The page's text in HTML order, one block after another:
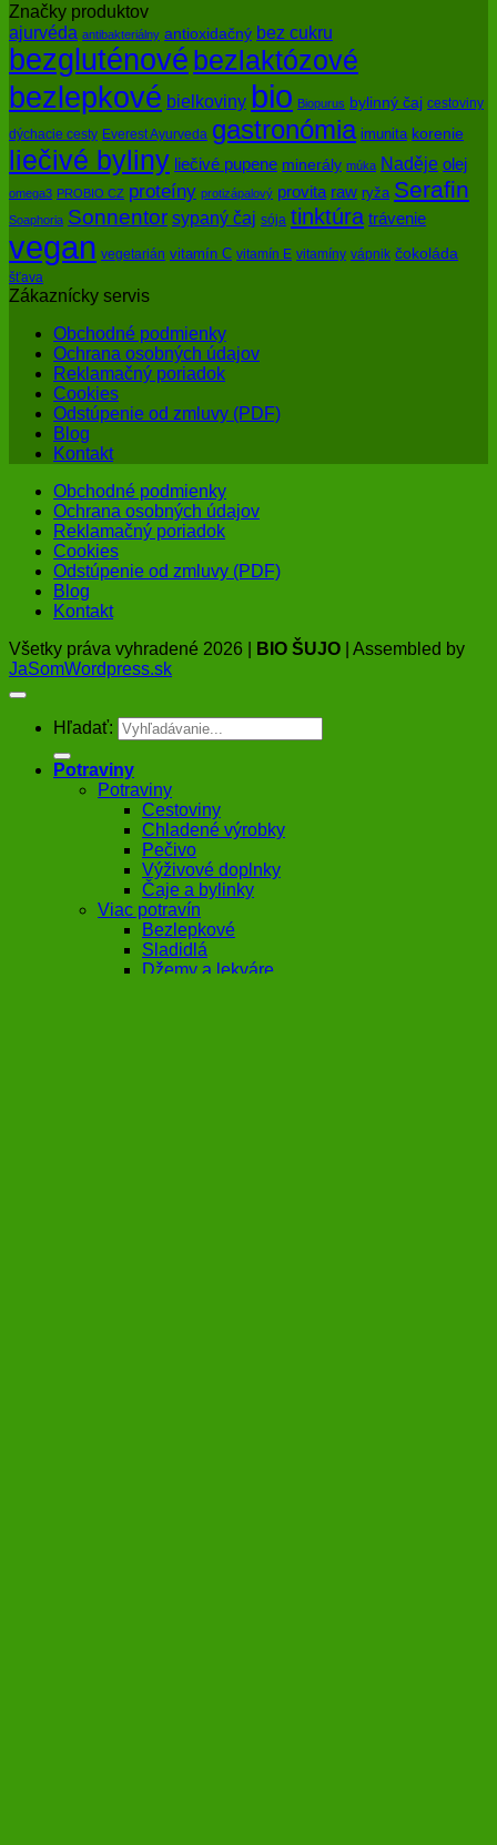
Značky produktov
ajurvéda antibakteriálny antioxidačný bez cukru
bezgluténové bezlaktózové
bezlepkové bielkoviny bio Biopurus bylinný čaj cestoviny
dýchacie cesty Everest Ayurveda gastronómia imunita korenie
liečivé byliny liečivé pupene minerály múka Naděje olej
omega3 PROBIO CZ proteíny protizápalový provita raw ryža Serafin
Soaphoria Sonnentor sypaný čaj sója tinktúra trávenie
vegan vegetarián vitamín C vitamín E vitamíny vápnik čokoláda
šťava
Zákaznícky servis
Obchodné podmienky
Ochrana osobných údajov
Reklamačný poriadok
Cookies
Odstúpenie od zmluvy (PDF)
Blog
Kontakt
Obchodné podmienky
Ochrana osobných údajov
Reklamačný poriadok
Cookies
Odstúpenie od zmluvy (PDF)
Blog
Kontakt
Všetky práva vyhradené 2026 |
BIO ŠUJO | Assembled by
JaSomWordpress.sk
Hľadať:
Potraviny
Potraviny
Cestoviny
Chladené výrobky
Pečivo
Výživové doplnky
Čaje a bylinky
Viac potravín
Bezlepkové
Sladidlá
Džemy a lekváre